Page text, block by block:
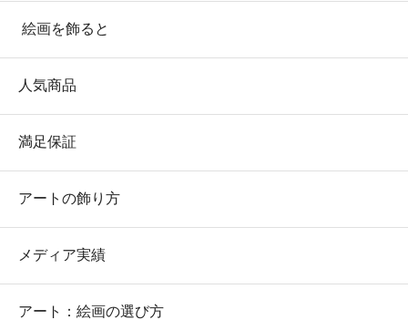
絵画を飾ると
人気商品
満足保証
アートの飾り方
メディア実績
アート：絵画の選び方